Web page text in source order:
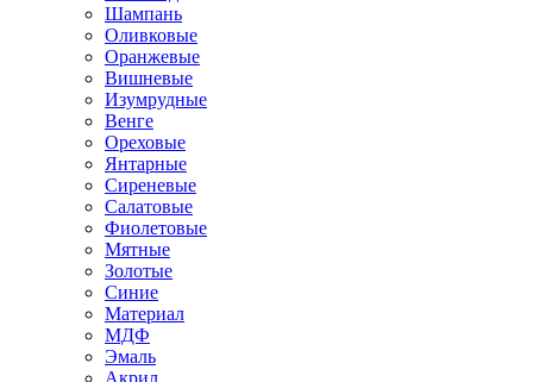
Шампань
Оливковые
Оранжевые
Вишневые
Изумрудные
Венге
Ореховые
Янтарные
Сиреневые
Салатовые
Фиолетовые
Мятные
Золотые
Синие
Материал
МДФ
Эмаль
Акрил